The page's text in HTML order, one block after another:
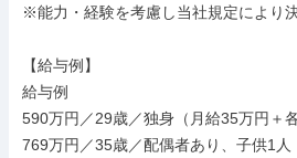
※能力・経験を考慮し当社規定により
【給与例】
給与例
590万円／29歳／独身（月給35万円＋
769万円／35歳／配偶者あり、子供1